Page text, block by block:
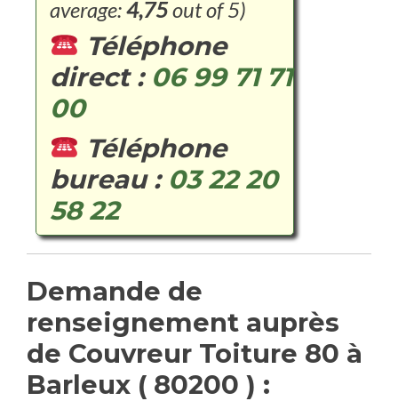
average:4,75out of 5)
Téléphone
direct : 06 99 71 71
00
Téléphone
bureau : 03 22 20
58 22
Demande de
renseignement auprès
de Couvreur Toiture 80 à
Barleux ( 80200 ) :